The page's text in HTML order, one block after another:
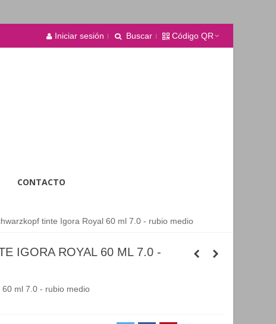
Iniciar sesión Buscar Código QR
CONTACTO
tinte Igora Royal 60 ml 7.0 - rubio medio
IGORA ROYAL 60 ML 7.0 -
ml 7.0 - rubio medio